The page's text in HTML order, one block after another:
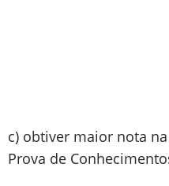
c) obtiver maior nota
Prova de